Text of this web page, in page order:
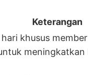
Keterangan
khusus
meningkatkan